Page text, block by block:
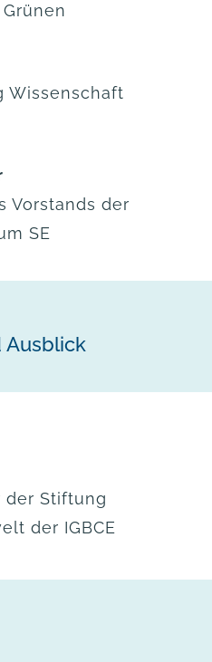
Wissenschaft
Vorstands der
SE
Ausblick
der Stiftung
der IGBCE